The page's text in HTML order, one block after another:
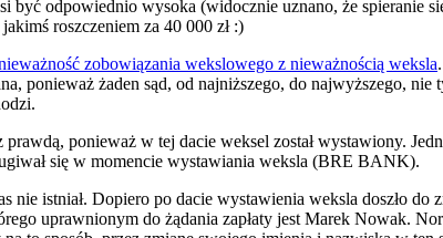
odpowiednio wysoka (widocznie uznano, że spieranie
roszczeniem za 40 000 zł :)
zobowiązania wekslowego z nieważnością weksla
ponieważ żaden sąd, od najniższego, do najwyższego, nie
ponieważ w tej dacie weksel został wystawiony.
się w momencie wystawiania weksla (BRE BANK).
istniał. Dopiero po dacie wystawienia weksla doszło do
uprawnionym do żądania zapłaty jest Marek Nowak.